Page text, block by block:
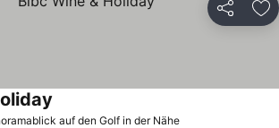
Teilen
auf den Golf in der Nähe